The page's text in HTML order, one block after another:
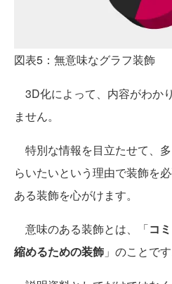
図表5：無意味なグラフ装飾
3D化によって、内容がわか
ません。
特別な情報を目立たせて、
らいたいという理由で装飾を
ある装飾を心がけます。
意味のある装飾とは、「コ
縮めるための装飾 」のことです